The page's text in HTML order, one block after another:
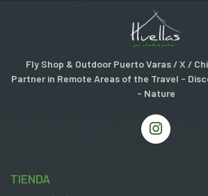
Fly Shop & Outdoor Puerto Varas / X /
Partner in Remote Areas of the Travel -
- Nature
TIENDA